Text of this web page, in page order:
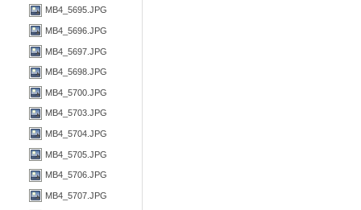
MB4_5695.JPG
MB4_5696.JPG
MB4_5697.JPG
MB4_5698.JPG
MB4_5700.JPG
MB4_5703.JPG
MB4_5704.JPG
MB4_5705.JPG
MB4_5706.JPG
MB4_5707.JPG